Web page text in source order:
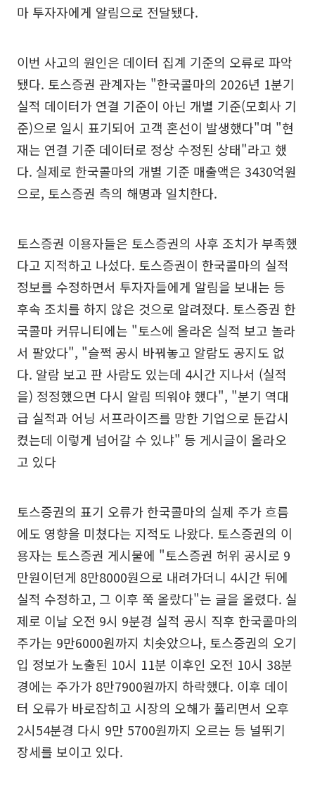
마 투자자에게 알림으로 전달됐다.
이번 사고의 원인은 데이터 집계 기준의 오류로 파악
됐다. 토스증권 관계자는 "한국콜마의 2026년 1분기
실적 데이터가 연결 기준이 아닌 개별 기준(모회사 기
준)으로 일시 표기되어 고객 혼선이 발생했다"며 "현
재는 연결 기준 데이터로 정상 수정된 상태"라고 했
다. 실제로 한국콜마의 개별 기준 매출액은 3430억원
으로, 토스증권 측의 해명과 일치한다.
토스증권 이용자들은 토스증권의 사후 조치가 부족했
다고 지적하고 나섰다. 토스증권이 한국콜마의 실적
정보를 수정하면서 투자자들에게 알림을 보내는 등
후속 조치를 하지 않은 것으로 알려졌다. 토스증권 한
국콜마 커뮤니티에는 "토스에 올라온 실적 보고 놀라
서 팔았다", "슬쩍 공시 바꿔놓고 알람도 공지도 없
다. 알람 보고 판 사람도 있는데 4시간 지나서 (실적
을) 정정했으면 다시 알림 띄워야 했다", "분기 역대
급 실적과 어닝 서프라이즈를 망한 기업으로 둔갑시
켰는데 이렇게 넘어갈 수 있냐" 등 게시글이 올라오
고 있다
토스증권의 표기 오류가 한국콜마의 실제 주가 흐름
에도 영향을 미쳤다는 지적도 나왔다. 토스증권의 이
용자는 토스증권 게시물에 "토스증권 허위 공시로 9
만원이던게 8만8000원으로 내려가더니 4시간 뒤에
실적 수정하고, 그 이후 쭉 올랐다"는 글을 올렸다. 실
제로 이날 오전 9시 9분경 실적 공시 직후 한국콜마의
주가는 9만6000원까지 치솟았으나, 토스증권의 오기
입 정보가 노출된 10시 11분 이후인 오전 10시 38분
경에는 주가가 8만7900원까지 하락했다. 이후 데이
터 오류가 바로잡히고 시장의 오해가 풀리면서 오후
2시54분경 다시 9만 5700원까지 오르는 등 널뛰기
장세를 보이고 있다.